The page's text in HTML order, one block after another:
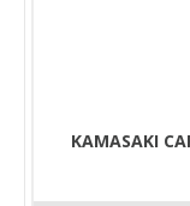
KAMASAKI